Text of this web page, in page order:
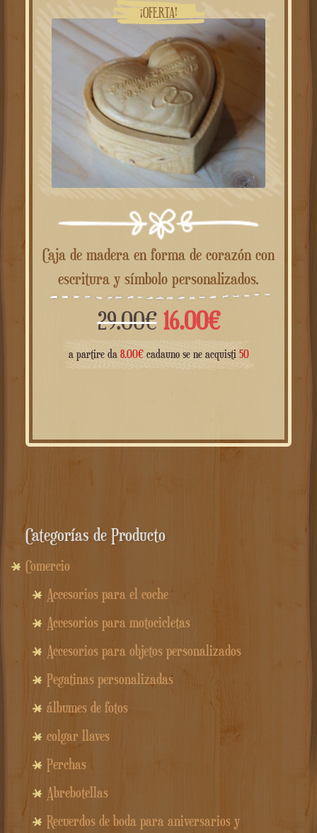
¡OFERTA!
Caja de madera en forma de corazón con
escritura y símbolo personalizados.
29.00€ El
precio
16.00€El
precio
a partire da 8.00€cadauno se ne acquisti 50
Categorías de Producto
Comercio
Accesorios para el coche
Accesorios para motocicletas
Accesorios para objetos personalizados
Pegatinas personalizadas
álbumes de fotos
colgar llaves
Perchas
Abrebotellas
Recuerdos de boda para aniversarios y